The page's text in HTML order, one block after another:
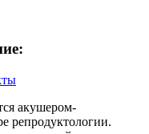
акушером-
репродуктологии.